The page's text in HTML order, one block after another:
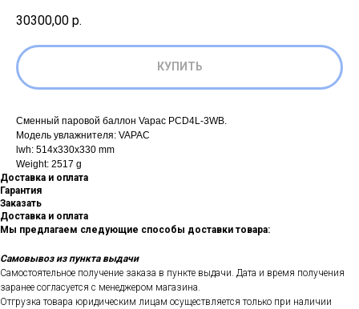
30300,00 р.
КУПИТЬ
Сменный паровой баллон Vapac PCD4L-3WB.
Модель увлажнителя: VAPAC
lwh: 514x330x330 mm
Weight: 2517 g
Доставка и оплата
Гарантия
Заказать
Доставка и оплата
Мы предлагаем следующие способы доставки товара:
Самовывоз из пункта выдачи
Самостоятельное получение заказа в пункте выдачи. Дата и время получения
заранее согласуется с менеджером магазина.
Отгрузка товара юридическим лицам осуществляется только при наличии